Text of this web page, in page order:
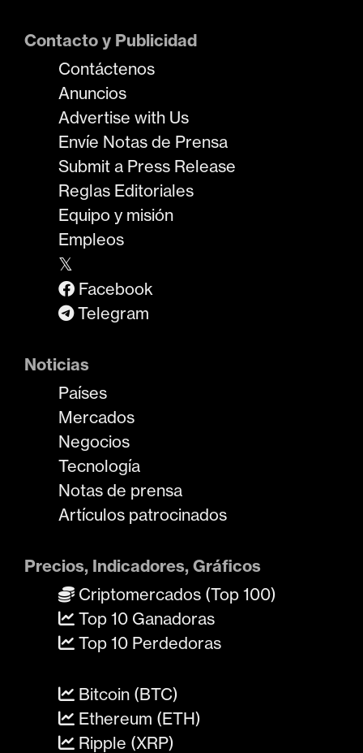
Contacto y Publicidad
Contáctenos
Anuncios
Advertise with Us
Envíe Notas de Prensa
Submit a Press Release
Reglas Editoriales
Equipo y misión
Empleos
𝕏
Facebook
Telegram
Noticias
Países
Mercados
Negocios
Tecnología
Notas de prensa
Artículos patrocinados
Precios, Indicadores, Gráficos
Criptomercados (Top 100)
Top 10 Ganadoras
Top 10 Perdedoras
Bitcoin (BTC)
Ethereum (ETH)
Ripple (XRP)